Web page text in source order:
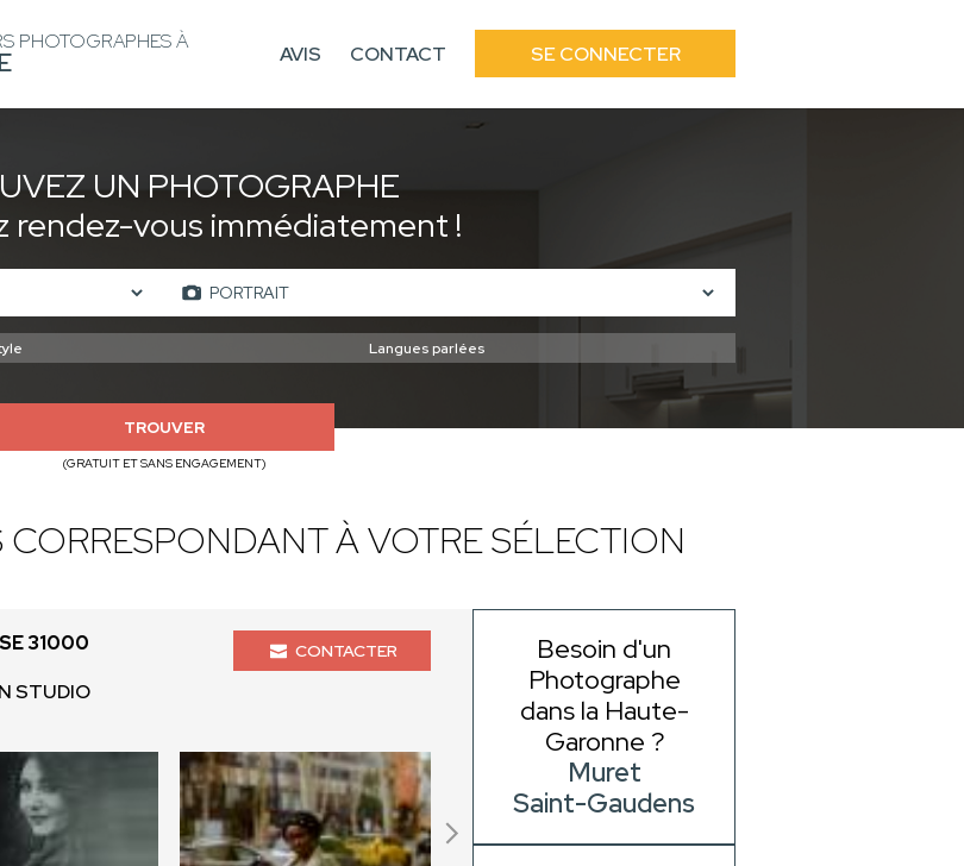
PHOTOGRAPHES À AVIS CONTACT SE CONNECTER
UN PHOTOGRAPHE
rendez-vous immédiatement !
TROUVER
(GRATUIT ET SANS ENGAGEMENT)
À VOTRE SÉLECTION
31000
STUDIO
CONTACTER
Besoin d'un
Photographe
dans la Haute-
Garonne ?
Muret
Saint-Gaudens